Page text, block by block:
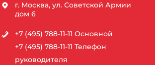
г. Москва, ул. Советской Армии
дом 6
+7 (495) 788-11-11 Основной
+7 (495) 788-11-11 Телефон
руководителя